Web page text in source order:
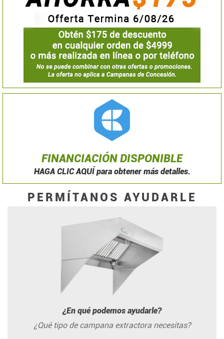
FINANCIACIÓN DISPONIBLE
HAGA CLIC AQUÍ para obtener más detalles.
PERMÍTANOS AYUDARLE
¿En qué podemos ayudarle?
¿Qué tipo de campana extractora necesitas?